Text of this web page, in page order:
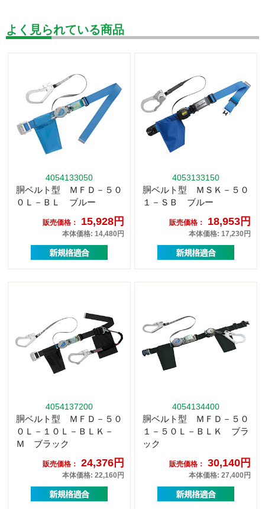
よく見られている商品
4054133050
胴ベルト型 ＭＦＤ－５０
０Ｌ－ＢＬ ブルー
販売価格： 15,928円
本体価格: 14,480円
4053133150
胴ベルト型 ＭＳＫ－５０
１－ＳＢ ブルー
販売価格： 18,953円
本体価格: 17,230円
4054137200
胴ベルト型 ＭＦＤ－５０
０Ｌ－１０Ｌ－ＢＬＫ－
Ｍ ブラック
販売価格： 24,376円
本体価格: 22,160円
4054134400
胴ベルト型 ＭＦＤ－５０
１－５０Ｌ－ＢＬＫ ブラ
ック
販売価格： 30,140円
本体価格: 27,400円